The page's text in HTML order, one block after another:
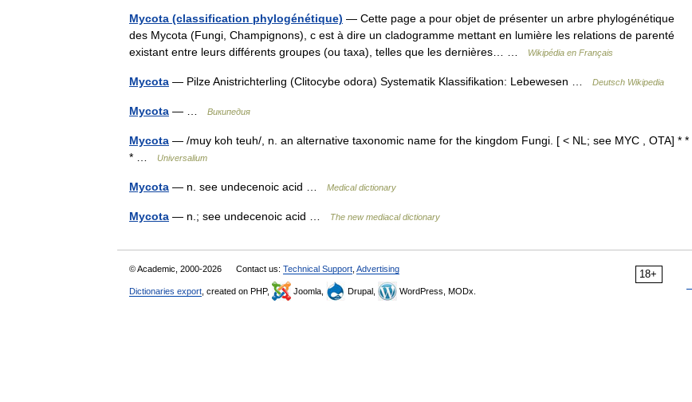
Mycota (classification phylogénétique) — Cette page a pour objet de présenter un arbre phylogénétique
des Mycota (Fungi, Champignons), c est à dire un cladogramme mettant en lumière les relations de parenté
existant entre leurs différents groupes (ou taxa), telles que les dernières… …
Wikipédia en Français
Mycota — Pilze Anistrichterling (Clitocybe odora) Systematik Klassifikation: Lebewesen … Deutsch Wikipedia
Mycota — … Википедия
Mycota — /muy koh teuh/, n. an alternative taxonomic name for the kingdom Fungi. [ < NL; see MYC , OTA] * *
* …
Universalium
Mycota — n. see undecenoic acid … Medical dictionary
Mycota — n.; see undecenoic acid … The new mediacal dictionary
18+
© Academic, 2000-2026 Contact us: Technical Support Advertising
Dictionaries export , created on PHP, Joomla, Drupal, WordPress, MODx.